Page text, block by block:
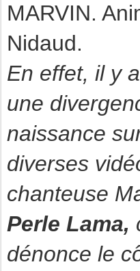
MARVIN.
Nidaud.
En effet, il y
une
naissance
diverses
chanteuse
Perle Lama,
dénonce le